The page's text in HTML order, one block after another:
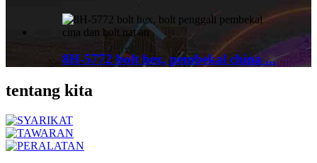
8H-5772 bolt hex, pembekal china ...
tentang kita